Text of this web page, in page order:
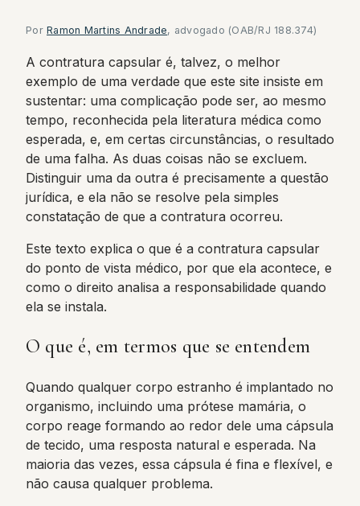
Por Ramon Martins Andrade, advogado (OAB/RJ 188.374)
A contratura capsular é, talvez, o melhor
exemplo de uma verdade que este site insiste em
sustentar: uma complicação pode ser, ao mesmo
tempo, reconhecida pela literatura médica como
esperada, e, em certas circunstâncias, o resultado
de uma falha. As duas coisas não se excluem.
Distinguir uma da outra é precisamente a questão
jurídica, e ela não se resolve pela simples
constatação de que a contratura ocorreu.
Este texto explica o que é a contratura capsular
do ponto de vista médico, por que ela acontece, e
como o direito analisa a responsabilidade quando
ela se instala.
O que é, em termos que se entendem
Quando qualquer corpo estranho é implantado no
organismo, incluindo uma prótese mamária, o
corpo reage formando ao redor dele uma cápsula
de tecido, uma resposta natural e esperada. Na
maioria das vezes, essa cápsula é fina e flexível, e
não causa qualquer problema.